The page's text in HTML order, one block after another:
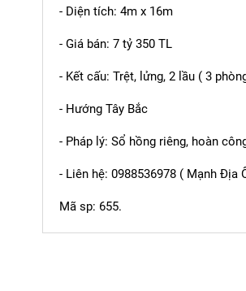
- Diện tích: 4m x 16m
- Giá bán: 7 tỷ 350 TL
- Kết cấu: Trệt, lửng, 2 lầu ( 3
- Hướng Tây Bắc
- Pháp lý: Sổ hồng riêng, hoàn
- Liên hệ: 0988536978 ( Mạnh Địa
Mã sp: 655.